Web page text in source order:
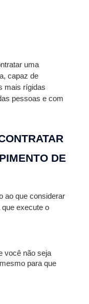
uma
capaz de
mais rígidas
pessoas e com
DE
ao que considerar
execute o
você não seja
para que